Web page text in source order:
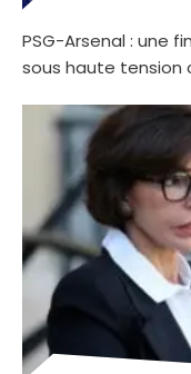
PSG-Arsenal : une
sous haute tension